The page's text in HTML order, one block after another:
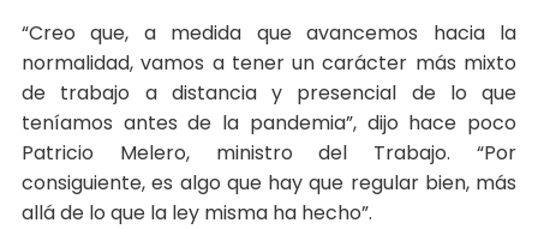
“Creo que, a medida que avancemos hacia la
normalidad, vamos a tener un carácter más mixto
de trabajo a distancia y presencial de lo que
teníamos antes de la pandemia”, dijo hace poco
Patricio Melero, ministro del Trabajo. “Por
consiguiente, es algo que hay que regular bien, más
allá de lo que la ley misma ha hecho”.